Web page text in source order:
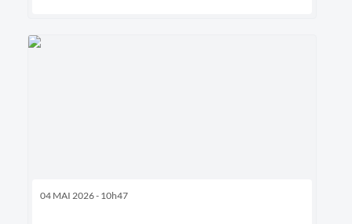
04 MAI 2026 - 10h47